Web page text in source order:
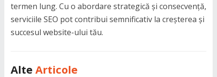
termen lung. Cu o abordare strategică și consecvență,
serviciile SEO pot contribui semnificativ la creșterea și
succesul website-ului tău.
Alte Articole